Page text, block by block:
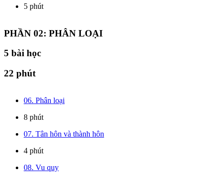
5 phút
PHẦN 02: PHÂN LOẠI
5 bài học
22 phút
06. Phân loại
8 phút
07. Tân hôn và thành hôn
4 phút
08. Vu quy